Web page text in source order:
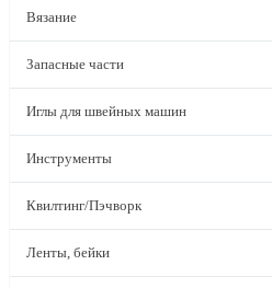
Вязание
Запасные части
Иглы для швейных машин
Инструменты
Квилтинг/Пэчворк
Ленты, бейки